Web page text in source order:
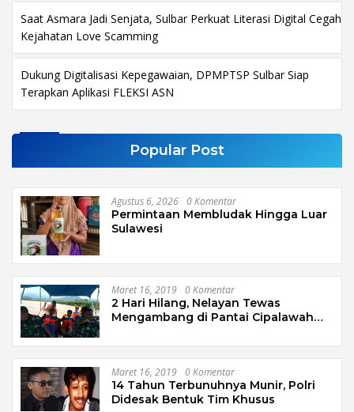
Saat Asmara Jadi Senjata, Sulbar Perkuat Literasi Digital Cegah
Kejahatan Love Scamming
Dukung Digitalisasi Kepegawaian, DPMPTSP Sulbar Siap
Terapkan Aplikasi FLEKSI ASN
Popular Post
Agustus 6, 2026 0 Komentar
Permintaan Membludak Hingga Luar
Sulawesi
Maret 16, 2019 0 Komentar
2 Hari Hilang, Nelayan Tewas
Mengambang di Pantai Cipalawah
Maret 16, 2019 0 Komentar
14 Tahun Terbunuhnya Munir, Polri
Didesak Bentuk Tim Khusus